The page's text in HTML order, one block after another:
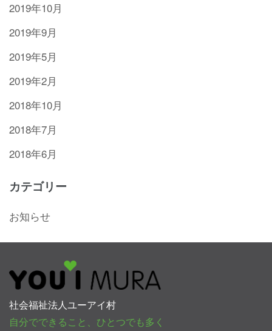
2019年10月
2019年9月
2019年5月
2019年2月
2018年10月
2018年7月
2018年6月
カテゴリー
お知らせ
社会福祉法人ユーアイ村
自分でできること、ひとつでも多く